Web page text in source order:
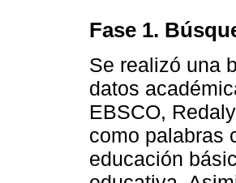
Fase 1.
Se realizó una
datos
EBSCO,
como palabras
educación